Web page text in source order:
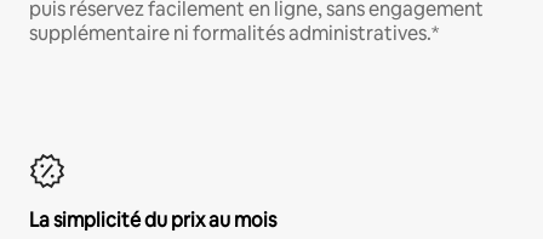
puis réservez facilement en ligne, sans engagement
supplémentaire ni formalités administratives.*
La simplicité du prix au mois